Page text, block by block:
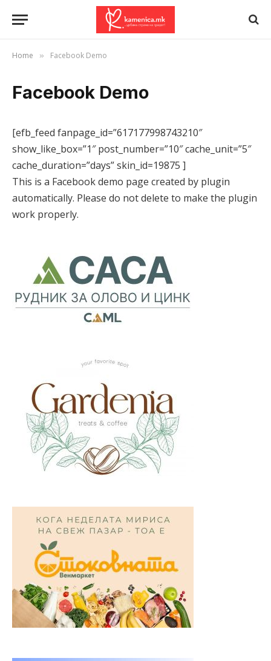
Home » Facebook Demo
Facebook Demo
[efb_feed fanpage_id=”617177998743210″
show_like_box=”1″ post_number=”10″ cache_unit=”5″
cache_duration=”days” skin_id=19875 ]
This is a Facebook demo page created by plugin
automatically. Please do not delete to make the plugin
work properly.